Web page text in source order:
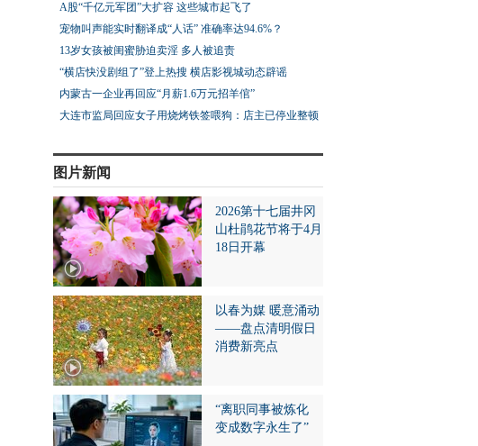
A股“千亿元军团”大扩容 这些城市起飞了
宠物叫声能实时翻译成“人话” 准确率达94.6%？
13岁女孩被闺蜜胁迫卖淫 多人被追责
“横店快没剧组了”登上热搜 横店影视城动态辟谣
内蒙古一企业再回应“月薪1.6万元招羊倌”
大连市监局回应女子用烧烤铁签喂狗：店主已停业整顿
图片新闻
2026第十七届井冈
山杜鹃花节将于4月
18日开幕
以春为媒 暖意涌动
——盘点清明假日
消费新亮点
“离职同事被炼化
变成数字永生了”